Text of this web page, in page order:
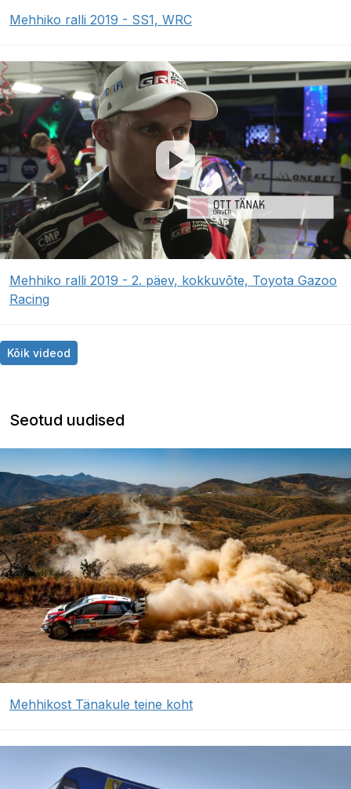
Mehhiko ralli 2019 - SS1, WRC
Mehhiko ralli 2019 - 2. päev, kokkuvõte, Toyota Gazoo
Racing
Kõik videod
Seotud uudised
Mehhikost Tänakule teine koht